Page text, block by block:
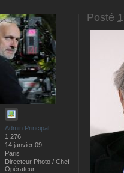
Admin Principal
1 276
14 janvier 09
Paris
Directeur Photo / Chef-
Opérateur
Posté